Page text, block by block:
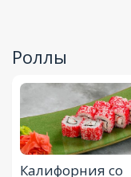
Роллы
Калифорния со